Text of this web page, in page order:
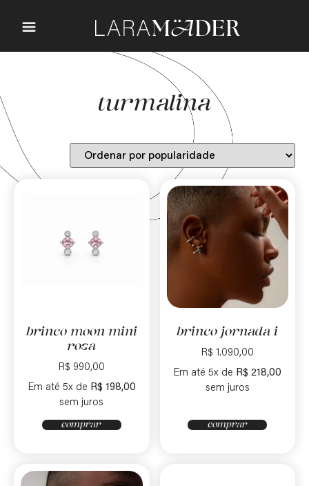
turmalina
brinco moon mini
rosa
R$ 990,00
Em até 5x de R$ 198,00
sem juros
comprar
brinco jornada i
R$ 1.090,00
Em até 5x de R$ 218,00
sem juros
comprar